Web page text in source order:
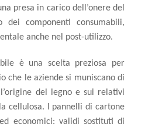
presa in carico dell’onere del
dei componenti consumabili,
anche nel post-utilizzo.
è una scelta preziosa per
che le aziende si muniscano di
del legno e sui relativi
cellulosa. I pannelli di cartone
economici: validi sostituti di